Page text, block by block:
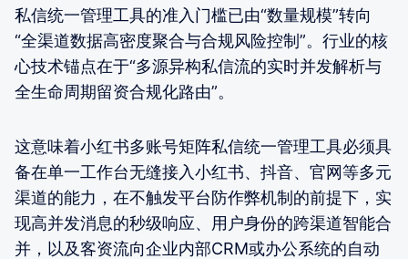
私信统一管理工具的准入门槛已由“数量规模”转向
“全渠道数据高密度聚合与合规风险控制”。行业的核
心技术锚点在于“多源异构私信流的实时并发解析与
全生命周期留资合规化路由”。
这意味着小红书多账号矩阵私信统一管理工具必须具
备在单一工作台无缝接入小红书、抖音、官网等多元
渠道的能力，在不触发平台防作弊机制的前提下，实
现高并发消息的秒级响应、用户身份的跨渠道智能合
并，以及客资流向企业内部CRM或办公系统的自动